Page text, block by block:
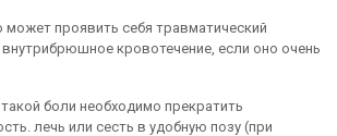
проявить себя травматический
кровотечение, если оно очень
боли необходимо прекратить
лечь или сесть в удобную позу (при